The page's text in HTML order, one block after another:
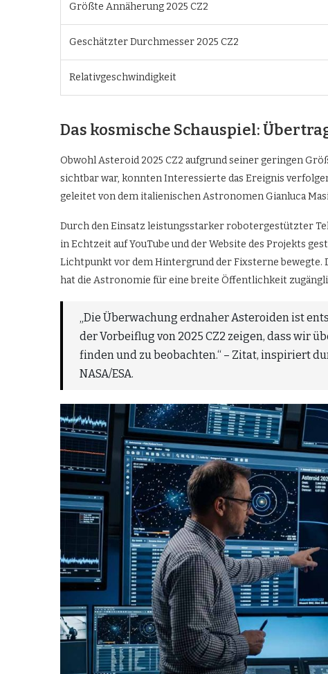
Größte Annäherung 2025 CZ2
Geschätzter Durchmesser 2025 CZ2
Relativgeschwindigkeit
Das kosmische Schauspiel:
Obwohl Asteroid 2025 CZ2 aufgrund seiner geringen
sichtbar war, konnten Interessierte das Ereignis
geleitet von dem italienischen Astronomen Gianluca
Durch den Einsatz leistungsstarker robotergestützter
in Echtzeit auf YouTube und der Website des Projekts
Lichtpunkt vor dem Hintergrund der Fixsterne bewegte.
hat die Astronomie für eine breite Öffentlichkeit
„Die Überwachung erdnaher Asteroiden ist
der Vorbeiflug von 2025 CZ2 zeigen, dass wir
finden und zu beobachten.“ – Zitat, inspiriert
NASA/ESA.